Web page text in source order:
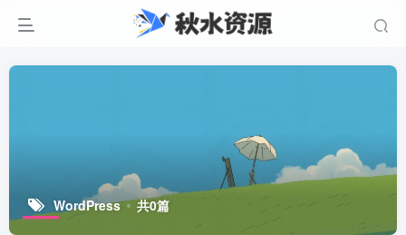
WordPress 共0篇